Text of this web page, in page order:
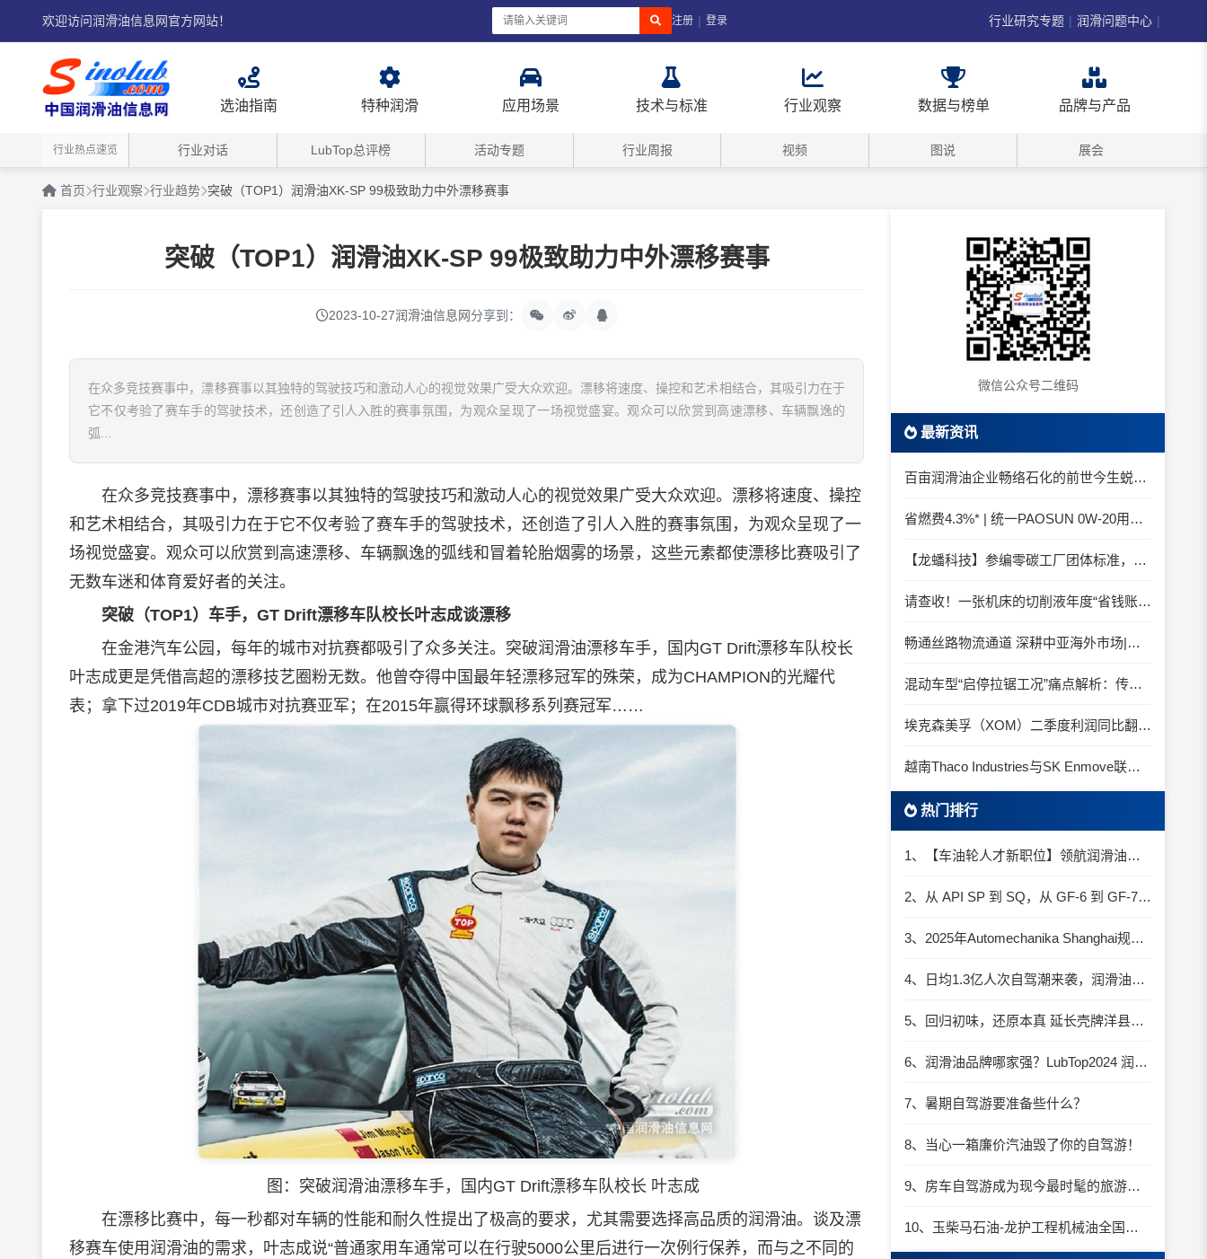
欢迎访问润滑油信息网官方网站！ 注册 | 登录 行业研究专题 | 润滑问题中心 |
选油指南 特种润滑 应用场景 技术与标准 行业观察 数据与榜单 品牌与产品
行业热点速览 行业对话 LubTop总评榜 活动专题 行业周报 视频 图说 展会
首页 行业观察 行业趋势 突破（TOP1）润滑油XK-SP 99极致助力中外漂移赛事
突破（TOP1）润滑油XK-SP 99极致助力中外漂移赛事
2023-10-27润滑油信息网分享到：
在众多竞技赛事中，漂移赛事以其独特的驾驶技巧和激动人心的视觉效果广受大众欢迎。漂移将速度、操控和艺术相结合，其吸引力在于
它不仅考验了赛车手的驾驶技术，还创造了引人入胜的赛事氛围，为观众呈现了一场视觉盛宴。观众可以欣赏到高速漂移、车辆飘逸的
弧...
在众多竞技赛事中，漂移赛事以其独特的驾驶技巧和激动人心的视觉效果广受大众欢迎。漂移将速度、操控
和艺术相结合，其吸引力在于它不仅考验了赛车手的驾驶技术，还创造了引人入胜的赛事氛围，为观众呈现了一
场视觉盛宴。观众可以欣赏到高速漂移、车辆飘逸的弧线和冒着轮胎烟雾的场景，这些元素都使漂移比赛吸引了
无数车迷和体育爱好者的关注。
突破（TOP1） 车手， GT Drift漂移车队校长叶志成谈漂移
在金港汽车公园，每年的城市对抗赛都吸引了众多关注。突破润滑油漂移车手，国内GT Drift漂移车队校长
叶志成更是凭借高超的漂移技艺圈粉无数。他曾夺得中国最年轻漂移冠军的殊荣，成为CHAMPION的光耀代
表；拿下过2019年CDB城市对抗赛亚军；在2015年赢得环球飘移系列赛冠军……
图：突破润滑油漂移车手，国内GT Drift漂移车队校长 叶志成
在漂移比赛中，每一秒都对车辆的性能和耐久性提出了极高的要求，尤其需要选择高品质的润滑油。谈及漂
移赛车使用 润滑油的需求，叶志成说“普通家用车通常可以在行驶5000公里后进行一次例行保养，而与之不同的
微信公众号二维码
最新资讯
百亩润滑油企业畅络石化的前世今生蜕变之路
省燃费4.3%* | 统一PAOSUN 0W-20用认证和标准说话
【龙蟠科技】参编零碳工厂团体标准，龙蟠科技以绿色智造锚定零碳未来
请查收！一张机床的切削液年度“省钱账单”
畅通丝路物流通道 深耕中亚海外市场|中国石化SINOPEC润滑油北京-阿拉木图图定班列顺利抵达
混动车型“启停拉锯工况”痛点解析：传统机油为何频繁出现油泥堆积？
埃克森美孚（XOM）二季度利润同比翻倍 创2022年以来新高
越南Thaco Industries与SK Enmove联手合作润滑油
热门排行
1、【车油轮人才新职位】领航润滑油优质职位招聘
2、从 API SP 到 SQ，从 GF-6 到 GF-7：润滑油技术壁垒再升高，你准备好了吗？
3、2025年Automechanika Shanghai规模再度扩大：首次启用国家会展中心（上海）全部15个展馆
4、日均1.3亿人次自驾潮来袭，润滑油行业解锁增长新密码​
5、回归初味，还原本真 延长壳牌洋县踏春自驾游
6、润滑油品牌哪家强？LubTop2024 润滑油总评榜荣耀张榜
7、暑期自驾游要准备些什么？
8、当心一箱廉价汽油毁了你的自驾游！
9、房车自驾游成为现今最时髦的旅游方式
10、玉柴马石油-龙护工程机械油全国招商丨卓越的品质，专业的品牌！